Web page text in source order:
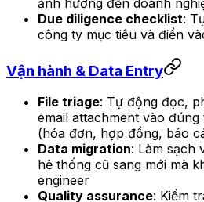
Due diligence checklist:
công ty mục tiêu và điền
Vận hành & Data Entry
File triage: Tự động đọc,
email attachment vào
(hóa đơn, hợp đồng, báo
Data migration: Làm sạch
hệ thống cũ sang mới mà
engineer
Quality assurance: Kiểm